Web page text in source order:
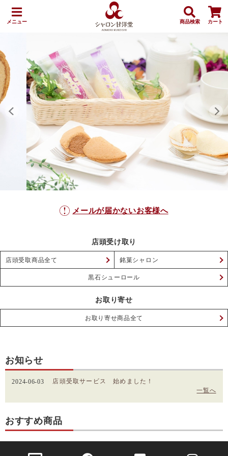
メニュー 商品検索 カート
メールが届かないお客様へ
店頭受け取り
店頭受取商品全て 銘菓シャロン
黒石シューロール
お取り寄せ
お取り寄せ商品全て
お知らせ
2024-06-03
店頭受取サービス 始めました！
一覧へ
おすすめ商品